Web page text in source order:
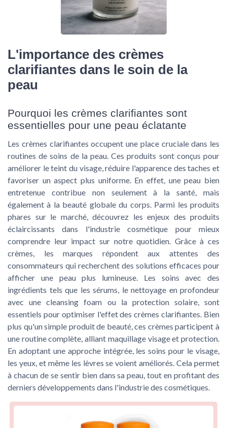
L'importance des crèmes
clarifiantes dans le soin de la
peau
Pourquoi les crèmes clarifiantes sont
essentielles pour une peau éclatante
Les crèmes clarifiantes occupent une place cruciale dans les
routines de soins de la peau. Ces produits sont conçus pour
améliorer le teint du visage, réduire l'apparence des taches et
favoriser un aspect plus uniforme. En effet, une peau bien
entretenue contribue non seulement à la santé, mais
également à la beauté globale du corps. Parmi les produits
phares sur le marché, découvrez les enjeux des produits
éclaircissants dans l'industrie cosmétique pour mieux
comprendre leur impact sur notre quotidien. Grâce à ces
crèmes, les marques répondent aux attentes des
consommateurs qui recherchent des solutions efficaces pour
afficher une peau plus lumineuse. Les soins avec des
ingrédients tels que les sérums, le nettoyage en profondeur
avec une cleansing foam ou la protection solaire, sont
essentiels pour optimiser l'effet des crèmes clarifiantes. Bien
plus qu'un simple produit de beauté, ces crèmes participent à
une routine complète, alliant maquillage visage et protection.
En adoptant une approche intégrée, les soins pour le visage,
les yeux, et même les lèvres se voient améliorés. Cela permet
à chacun de se sentir bien dans sa peau, tout en profitant des
derniers développements dans l'industrie des cosmétiques.